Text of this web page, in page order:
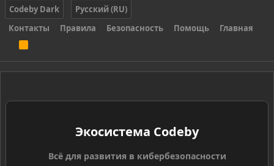
Codeby Dark
Русский (RU)
Контакты
Правила Безопасность Помощь Главная
S
Экосистема Codeby
Всё для развития в кибербезопасности